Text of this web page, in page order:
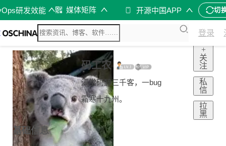
研发效能 媒体矩阵 开源中国APP 切
登录
码工农
满堂码醉三千客，一bug
霜寒十九州。
+
关
注
私
信
拉
黑
基础信息